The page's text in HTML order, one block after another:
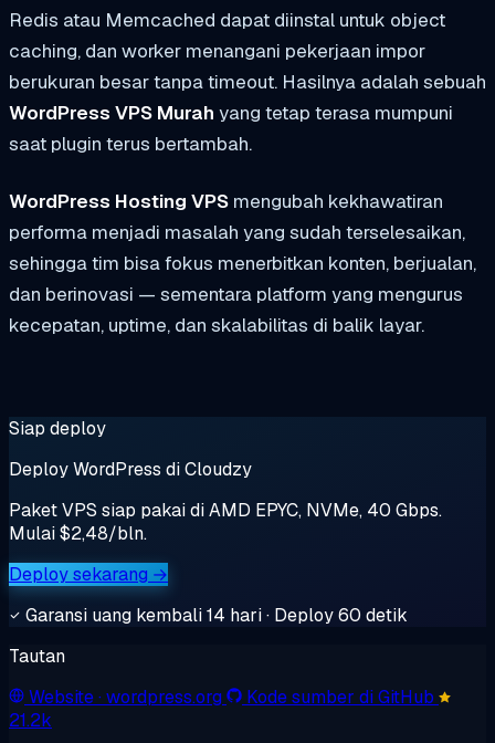
Redis atau Memcached dapat diinstal untuk object
caching, dan worker menangani pekerjaan impor
berukuran besar tanpa timeout. Hasilnya adalah sebuah
WordPress VPS Murah yang tetap terasa mumpuni
saat plugin terus bertambah.
WordPress Hosting VPS mengubah kekhawatiran
performa menjadi masalah yang sudah terselesaikan,
sehingga tim bisa fokus menerbitkan konten, berjualan,
dan berinovasi — sementara platform yang mengurus
kecepatan, uptime, dan skalabilitas di balik layar.
Siap deploy
Deploy WordPress di Cloudzy
Paket VPS siap pakai di AMD EPYC, NVMe, 40 Gbps.
Mulai $2,48/bln.
Deploy sekarang →
Garansi uang kembali 14 hari · Deploy 60 detik
Tautan
Website· wordpress.org
Kode sumber di GitHub
21.2k